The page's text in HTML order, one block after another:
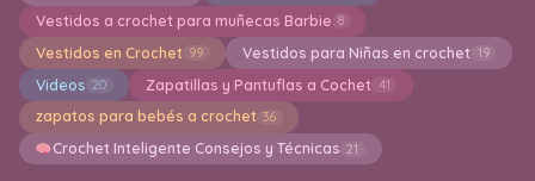
Vestidos a crochet para muñecas Barbie 8
Vestidos en Crochet 99 Vestidos para Niñas en crochet 19
Videos 20 Zapatillas y Pantuflas a Cochet 41
zapatos para bebés a crochet 36
Crochet Inteligente Consejos y Técnicas 21